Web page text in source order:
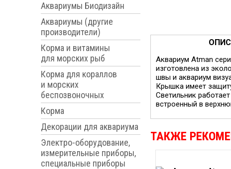
Аквариумы Биодизайн
Аквариумы (другие
производители)
Корма и витамины
для морских рыб
Корма для кораллов
и морских
беспозвоночных
Корма
Декорации для аквариума
Электро-оборудование,
измерительные приборы,
специальные приборы
Аквариум Atman
изготовлена из
швы и аквариум
Крышка имеет
Светильник
встроенный в
ТАКЖЕ